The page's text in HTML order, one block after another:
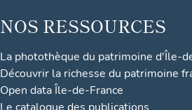
NOS RESSOURCES
La photothèque du patrimoine d'Île-
Découvrir la richesse du patrimoine
Open data Île-de-France